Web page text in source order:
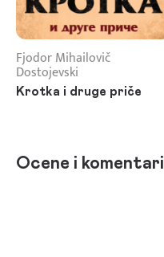
Fjodor Mihailovič
Dostojevski
Krotka i druge priče
Ocene i komentari